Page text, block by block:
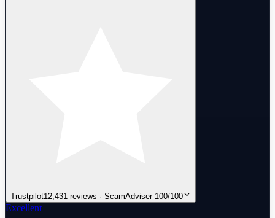
Trustpilot12,431 reviews · ScamAdviser 100/100
Excellent